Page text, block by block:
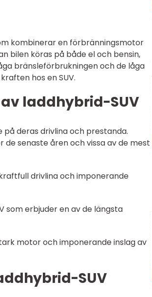
kombinerar en förbränningsmotor
bilen köras på både el och bensin,
bränsleförbrukningen och de låga
hos en SUV.
laddhybrid-SUV
deras drivlina och prestanda.
senaste åren och vissa av de mest
drivlina och imponerande
som erbjuder en av de längsta
motor och imponerande inslag av
SUV